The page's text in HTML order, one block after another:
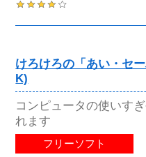
けろけろの「あい・セ
K)
コンピュータの使いす
れます
フリーソフト